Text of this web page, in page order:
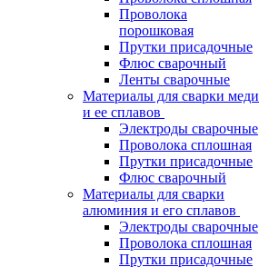
Проволока
порошковая
Прутки присадочные
Флюс сварочный
Ленты сварочные
Материалы для сварки меди
и ее сплавов
Электроды сварочные
Проволока сплошная
Прутки присадочные
Флюс сварочный
Материалы для сварки
алюминия и его сплавов
Электроды сварочные
Проволока сплошная
Прутки присадочные